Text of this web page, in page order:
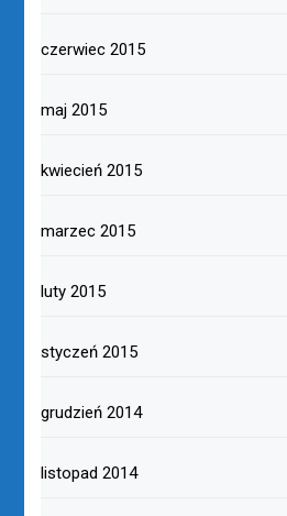
czerwiec 2015
maj 2015
kwiecień 2015
marzec 2015
luty 2015
styczeń 2015
grudzień 2014
listopad 2014